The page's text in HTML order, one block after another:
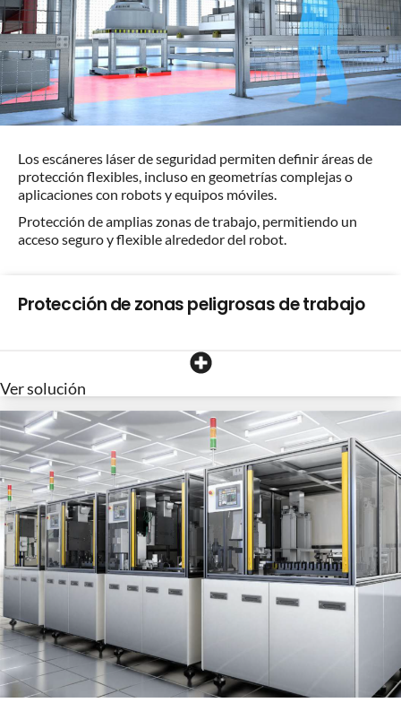
Los escáneres láser de seguridad permiten definir áreas de
protección flexibles, incluso en geometrías complejas o
aplicaciones con robots y equipos móviles.
Protección de amplias zonas de trabajo, permitiendo un
acceso seguro y flexible alrededor del robot.
Protección de zonas peligrosas de trabajo
Ver solución